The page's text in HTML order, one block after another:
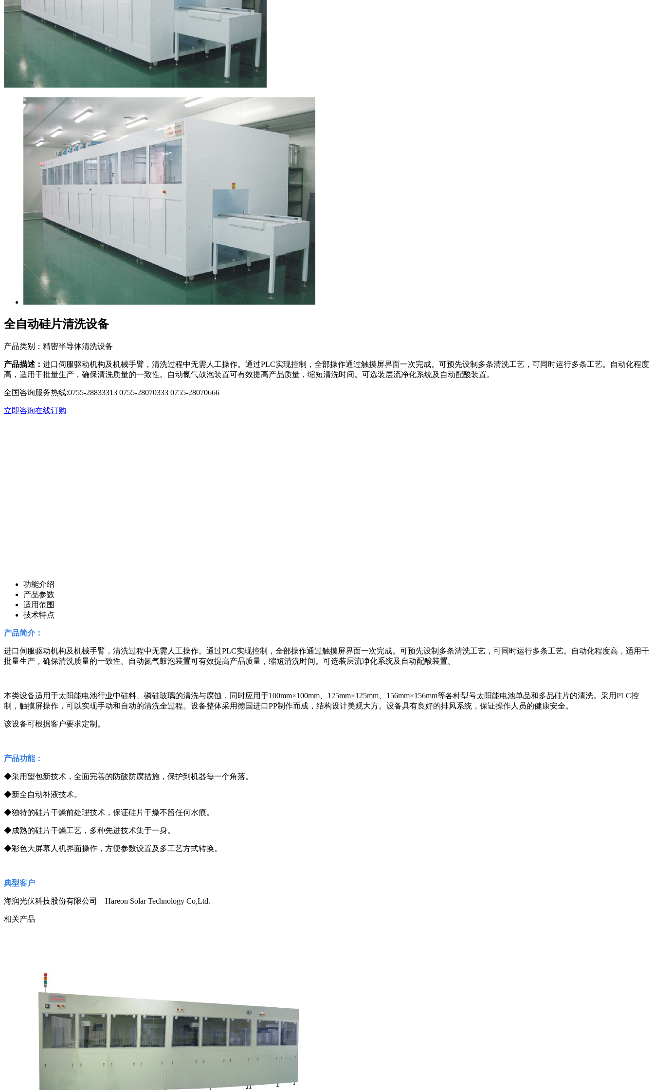
全自动硅片清洗设备
产品类别：精密半导体清洗设备
产品描述： 进口伺服驱动机构及机械手臂，清洗过程中无需人工操作。通过PLC实现控制，全部操作通过触摸屏界面一次完成。可预先设制多条清洗工艺，可同时运行多条工艺。自动化程度
高，适用干批量生产，确保清洗质量的一致性。自动氮气鼓泡装置可有效提高产品质量，缩短清洗时间。可选装层流净化系统及自动配酸装置。
全国咨询服务热线:0755-28833313 0755-28070333 0755-28070666
立即咨询在线订购
功能介绍
产品参数
适用范围
技术特点
产品简介：
进口伺服驱动机构及机械手臂，清洗过程中无需人工操作。通过PLC实现控制，全部操作通过触摸屏界面一次完成。可预先设制多条清洗工艺，可同时运行多条工艺。自动化程度高，适用干
批量生产，确保清洗质量的一致性。自动氮气鼓泡装置可有效提高产品质量，缩短清洗时间。可选装层流净化系统及自动配酸装置。
本类设备适用于太阳能电池行业中硅料、磷硅玻璃的清洗与腐蚀，同时应用于100mm×100mm、125mm×125mm、156mm×156mm等各种型号太阳能电池单品和多品硅片的清洗。采用PLC控
制，触摸屏操作，可以实现手动和自动的清洗全过程。设备整体采用德国进口PP制作而成，结构设计美观大方。设备具有良好的排风系统，保证操作人员的健康安全。
该设备可根据客户要求定制。
产品功能：
◆采用望包新技术，全面完善的防酸防腐措施，保护到机器每一个角落。
◆新全自动补液技术。
◆独特的硅片干燥前处理技术，保证硅片干燥不留任何水痕。
◆成熟的硅片干燥工艺，多种先进技术集于一身。
◆彩色大屏幕人机界面操作，方便参数设置及多工艺方式转换。
典型客户
海润光伏科技股份有限公司 Hareon Solar Technology Co,Ltd.
相关产品